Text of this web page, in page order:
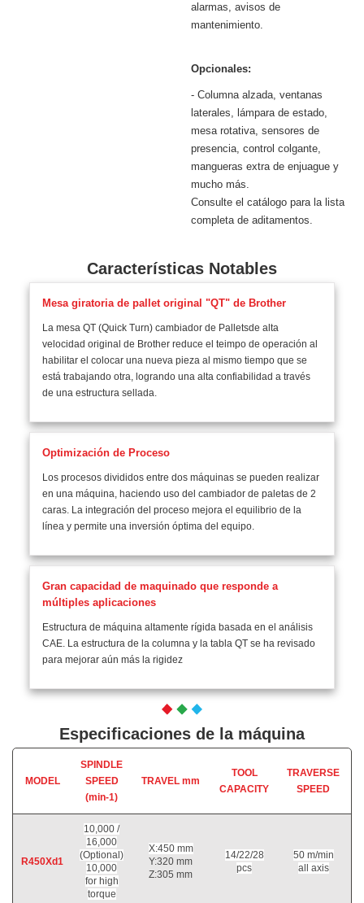
alarmas, avisos de
mantenimiento.
Opcionales:
- Columna alzada, ventanas
laterales, lámpara de estado,
mesa rotativa, sensores de
presencia, control colgante,
mangueras extra de enjuague y
mucho más.
Consulte el catálogo para la lista
completa de aditamentos.
Características Notables
Mesa giratoria de pallet original "QT" de Brother
La mesa QT (Quick Turn) cambiador de Palletsde alta
velocidad original de Brother reduce el teimpo de operación al
habilitar el colocar una nueva pieza al mismo tiempo que se
está trabajando otra, logrando una alta confiabilidad a través
de una estructura sellada.
Optimización de Proceso
Los procesos divididos entre dos máquinas se pueden realizar
en una máquina, haciendo uso del cambiador de paletas de 2
caras. La integración del proceso mejora el equilibrio de la
línea y permite una inversión óptima del equipo.
Gran capacidad de maquinado que responde a
múltiples aplicaciones
Estructura de máquina altamente rígida basada en el análisis
CAE. La estructura de la columna y la tabla QT se ha revisado
para mejorar aún más la rigidez
Especificaciones de la máquina
MODEL
SPINDLE
SPEED
(min-1)
TRAVEL mm
TOOL
CAPACITY
TRAVERSE
SPEED
R450Xd1
10,000 /
16,000
(Optional)
10,000
for high
torque
X:450 mm
Y:320 mm
Z:305 mm
14/22/28
pcs
50 m/min
all axis